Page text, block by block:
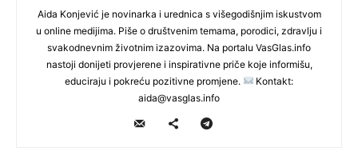
Aida Konjević je novinarka i urednica s višegodišnjim iskustvom
u online medijima. Piše o društvenim temama, porodici, zdravlju i
svakodnevnim životnim izazovima. Na portalu VasGlas.info
nastoji donijeti provjerene i inspirativne priče koje informišu,
educiraju i pokreću pozitivne promjene.
Kontakt:
aida@vasglas.info